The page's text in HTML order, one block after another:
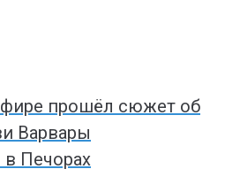
прошёл сюжет об
Варвары
Печорах